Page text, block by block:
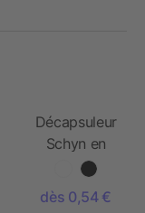
Décapsuleur
Schyn en
paille de blé
dès 0,54 €